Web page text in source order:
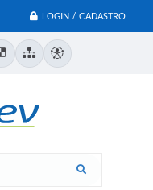
LOGIN / CADASTRO